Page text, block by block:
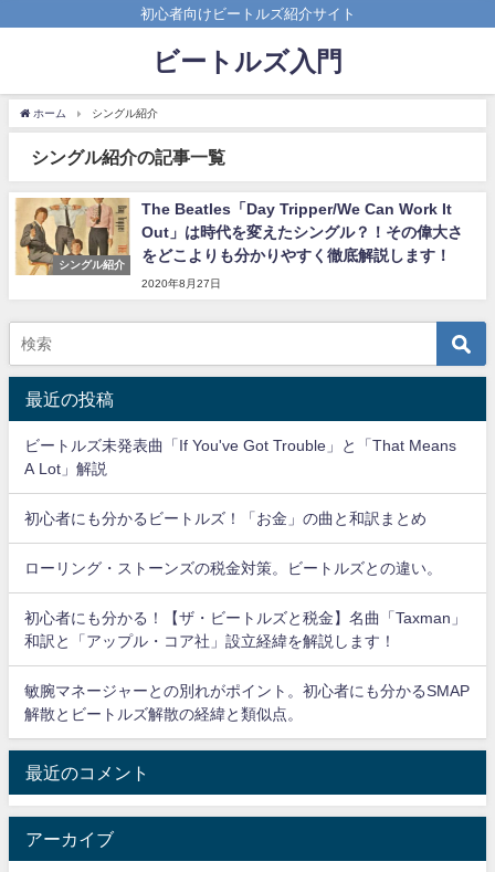
初心者向けビートルズ紹介サイト
ビートルズ入門
ホーム シングル紹介
シングル紹介の記事一覧
シングル紹介
The Beatles「Day Tripper/We Can Work It
Out」は時代を変えたシングル？！その偉大さ
をどこよりも分かりやすく徹底解説します！
2020年8月27日
最近の投稿
ビートルズ未発表曲「If You've Got Trouble」と「That Means
A Lot」解説
初心者にも分かるビートルズ！「お金」の曲と和訳まとめ
ローリング・ストーンズの税金対策。ビートルズとの違い。
初心者にも分かる！【ザ・ビートルズと税金】名曲「Taxman」
和訳と「アップル・コア社」設立経緯を解説します！
敏腕マネージャーとの別れがポイント。初心者にも分かるSMAP
解散とビートルズ解散の経緯と類似点。
最近のコメント
アーカイブ